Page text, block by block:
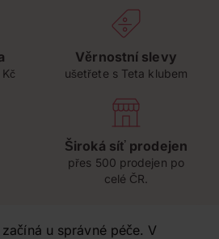
Věrnostní slevy
ušetřete s Teta klubem
Široká síť prodejen
přes 500 prodejen po
celé ČR.
u správné péče. V